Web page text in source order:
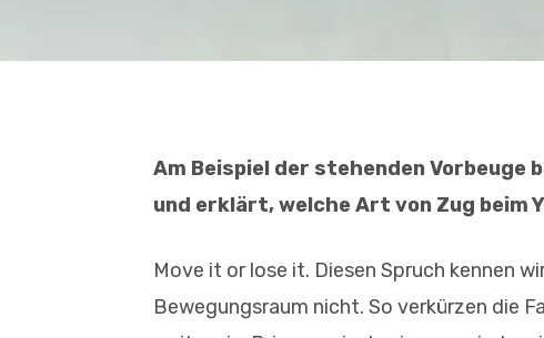
Am Beispiel der stehenden
und erklärt, welche Art von Zug beim
Move it or lose it. Diesen Spruch kennen
Bewegungsraum nicht. So verkürzen die